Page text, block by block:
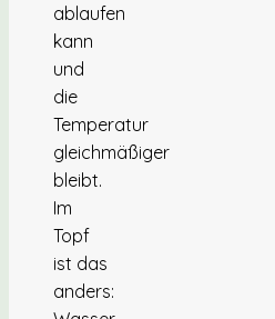
ablaufen
kann
und
die
Temperatur
gleichmäßiger
bleibt.
Im
Topf
ist das
anders: